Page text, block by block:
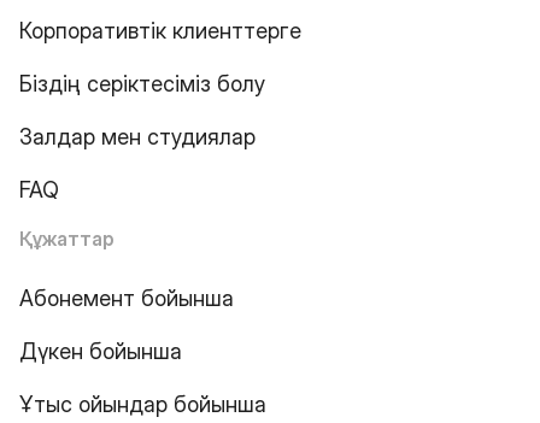
Корпоративтік клиенттерге
Біздің серіктесіміз болу
Залдар мен студиялар
FAQ
Құжаттар
Абонемент бойынша
Дүкен бойынша
Ұтыс ойындар бойынша